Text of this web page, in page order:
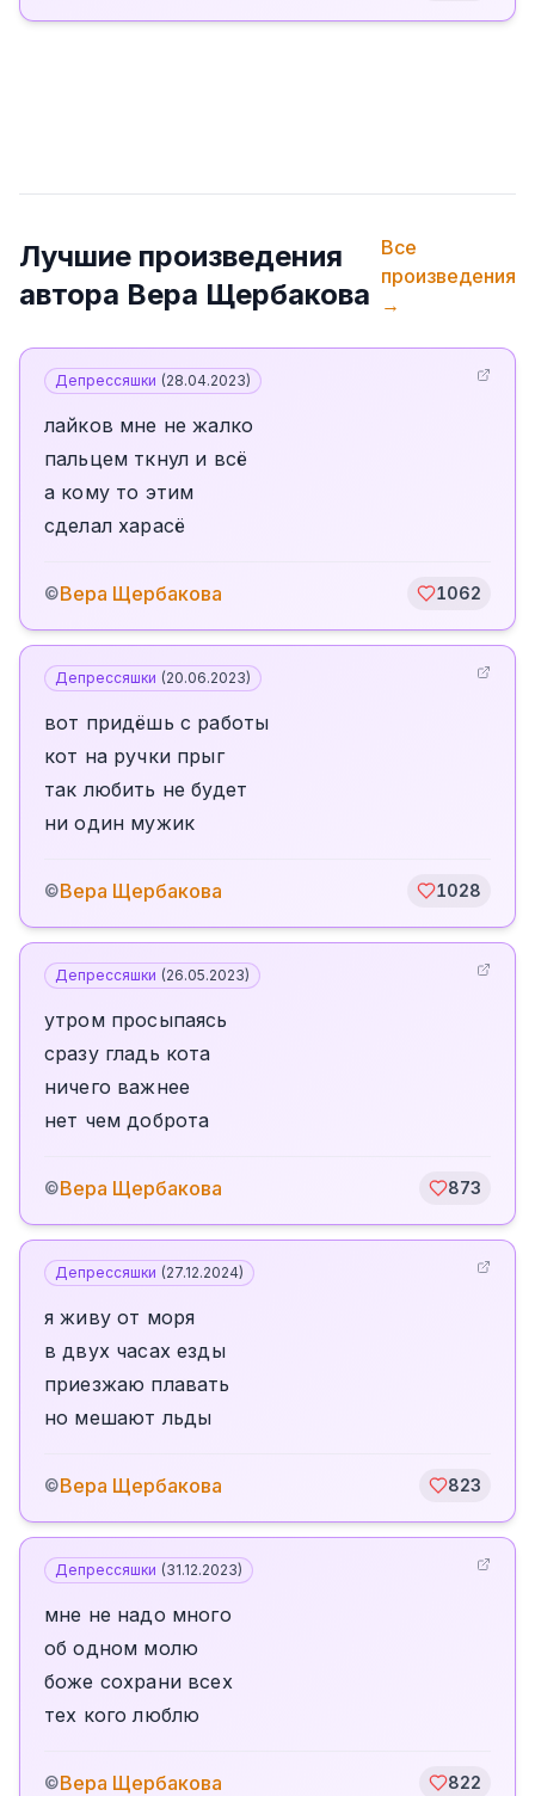
Лучшие произведения
автора Вера Щербакова
Все
произведения
→
Депрессяшки (28.04.2023)
лайков мне не жалко
пальцем ткнул и всё
а кому то этим
сделал харасё
©Вера Щербакова 1062
Депрессяшки (20.06.2023)
вот придёшь с работы
кот на ручки прыг
так любить не будет
ни один мужик
©Вера Щербакова 1028
Депрессяшки (26.05.2023)
утром просыпаясь
сразу гладь кота
ничего важнее
нет чем доброта
©Вера Щербакова 873
Депрессяшки (27.12.2024)
я живу от моря
в двух часах езды
приезжаю плавать
но мешают льды
©Вера Щербакова 823
Депрессяшки (31.12.2023)
мне не надо много
об одном молю
боже сохрани всех
тех кого люблю
©Вера Щербакова 822